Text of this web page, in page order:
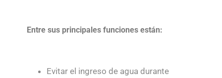
Entre sus principales funciones están:
Evitar el ingreso de agua durante